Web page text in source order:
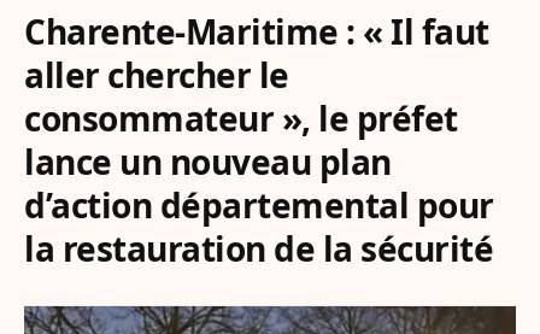
Charente-Maritime : « Il faut
aller chercher le
consommateur », le préfet
lance un nouveau plan
d’action départemental pour
la restauration de la sécurité